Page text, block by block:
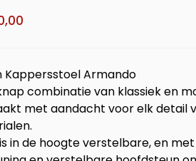
Kappersstoel Armando
combinatie van klassiek en
met aandacht voor elk detail
in de hoogte verstelbare, en